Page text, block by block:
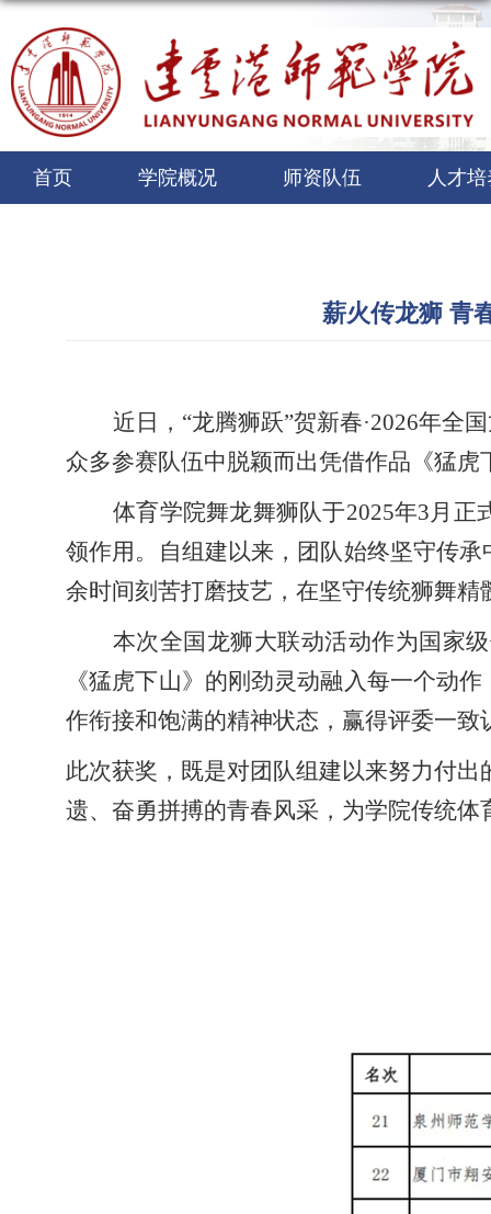
首页 学院概况 师资队伍 人才
薪火传龙狮 青
近日， “龙腾狮跃”贺新春·2026年全
众多参赛队伍中脱颖而出凭借作品《猛
体育学院舞龙舞狮队于2025年3月正
领作用。自组建以来，团队始终坚守传
余时间刻苦打磨技艺，在坚守传统狮舞
本次全国龙狮大联动活动作为国家
《猛虎下山》的刚劲灵动融入每一个动
作衔接和饱满的精神状态，赢得评委一
此次获奖，既是对团队组建以来努力付
遗、奋勇拼搏的青春风采，为学院传统体